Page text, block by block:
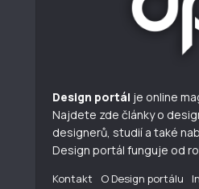
Design portál je online
Najdete zde články o
designerů, studií a také
Design portál funguje od
Kontakt O Design portálu